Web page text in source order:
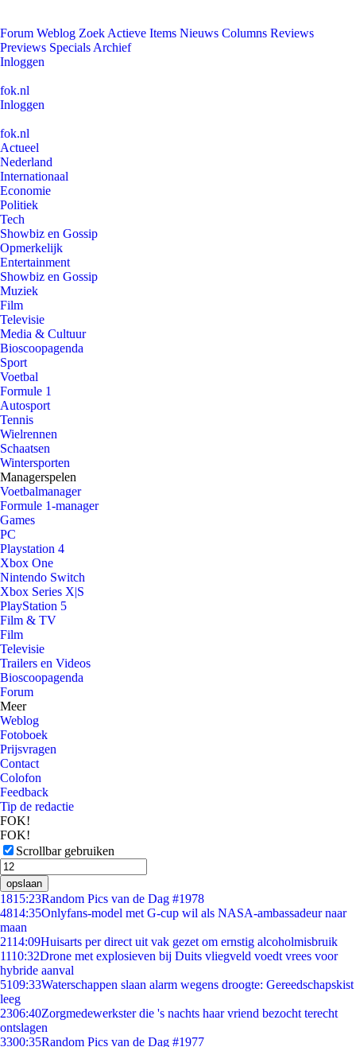
Forum Weblog Zoek Actieve Items Nieuws Columns Reviews
Previews Specials Archief
Inloggen
fok.nl
Inloggen
fok.nl
Actueel
Nederland
Internationaal
Economie
Politiek
Tech
Showbiz en Gossip
Opmerkelijk
Entertainment
Showbiz en Gossip
Muziek
Film
Televisie
Media & Cultuur
Bioscoopagenda
Sport
Voetbal
Formule 1
Autosport
Tennis
Wielrennen
Schaatsen
Wintersporten
Managerspelen
Voetbalmanager
Formule 1-manager
Games
PC
Playstation 4
Xbox One
Nintendo Switch
Xbox Series X|S
PlayStation 5
Film & TV
Film
Televisie
Trailers en Videos
Bioscoopagenda
Forum
Meer
Weblog
Fotoboek
Prijsvragen
Contact
Colofon
Feedback
Tip de redactie
FOK!
FOK!
Scrollbar gebruiken
opslaan
1815:23Random Pics van de Dag #1978
4814:35Onlyfans-model met G-cup wil als NASA-ambassadeur naar
maan
2114:09Huisarts per direct uit vak gezet om ernstig alcoholmisbruik
1110:32Drone met explosieven bij Duits vliegveld voedt vrees voor
hybride aanval
5109:33Waterschappen slaan alarm wegens droogte: Gereedschapskist
leeg
2306:40Zorgmedewerkster die 's nachts haar vriend bezocht terecht
ontslagen
3300:35Random Pics van de Dag #1977